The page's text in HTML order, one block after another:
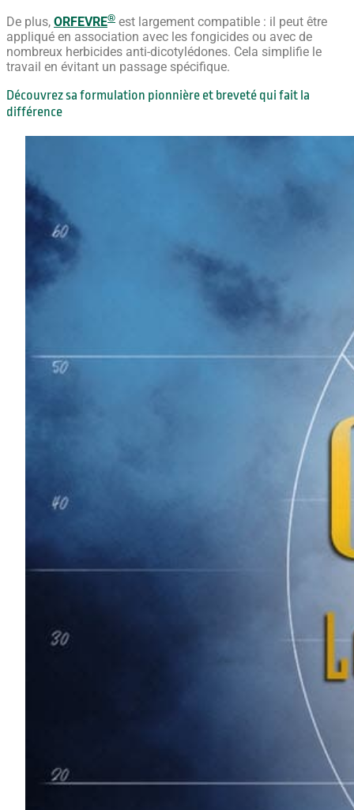
De plus, ORFEVRE® est largement compatible : il peut être
appliqué en association avec les fongicides ou avec de
nombreux herbicides anti-dicotylédones. Cela simplifie le
travail en évitant un passage spécifique.
Découvrez sa formulation pionnière et breveté qui fait la
différence